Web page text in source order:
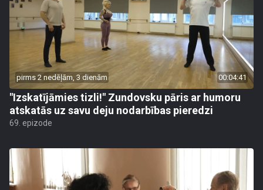
pirms 2 nedēļām, 3 dienām 00:04:41
"Izskatījāmies tizli!" Zundovsku pāris ar humoru
atskatās uz savu deju nodarbības pieredzi
69. epizode